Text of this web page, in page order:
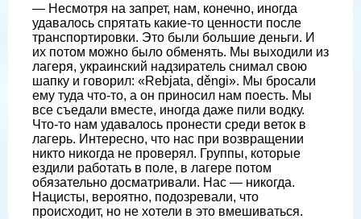
— Несмотря на запрет, нам, конечно, иногда
удавалось спрятать какие-то ценности после
транспортировки. Это были большие деньги. И
их потом можно было обменять. Мы выходили из
лагеря, украинский надзиратель снимал свою
шапку и говорил: «Rebjata, děngi». Мы бросали
ему туда что-то, а он приносил нам поесть. Мы
все съедали вместе, иногда даже пили водку.
Что-то нам удавалось пронести среди веток в
лагерь. Интересно, что нас при возвращении
никто никогда не проверял. Группы, которые
ездили работать в поле, в лагере потом
обязательно досматривали. Нас — никогда.
Нацисты, вероятно, подозревали, что
происходит, но не хотели в это вмешиваться.